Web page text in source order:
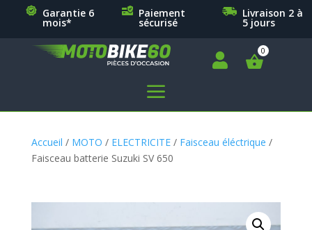
Garantie 6
mois*
Paiement
sécurisé
Livraison 2 à
5 jours

a
Accueil / MOTO / ELECTRICITE/ Faisceau éléctrique /
Faisceau batterie Suzuki SV 650